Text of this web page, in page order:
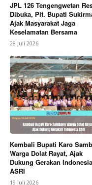
JPL 126 Tengengwetan
Dibuka, Plt. Bupati
Ajak Masyarakat Jaga
Keselamatan Bersama
28 Juli 2026
Kembali Bupati Karo
Warga Dolat Rayat, Ajak
Dukung Gerakan Indonesia
ASRI
19 Juli 2026